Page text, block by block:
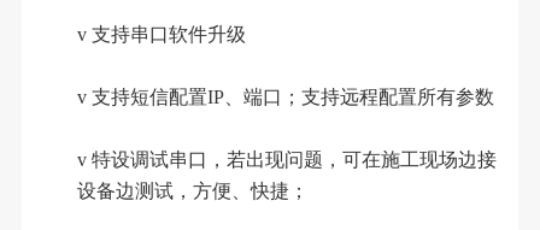
v 支持串口软件升级
v 支持短信配置IP、端口；支持远程配置所有参数
v 特设调试串口，若出现问题，可在施工现场边接
设备边测试，方便、快捷；